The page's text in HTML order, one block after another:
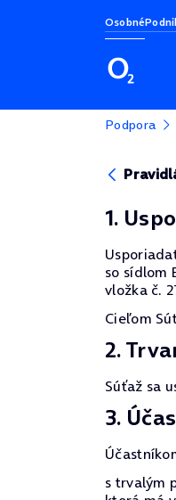
Osobné
Podpora
1.
so sídlom
vložka č.
Cieľom
2.
Súťaž sa
3.
s trvalým